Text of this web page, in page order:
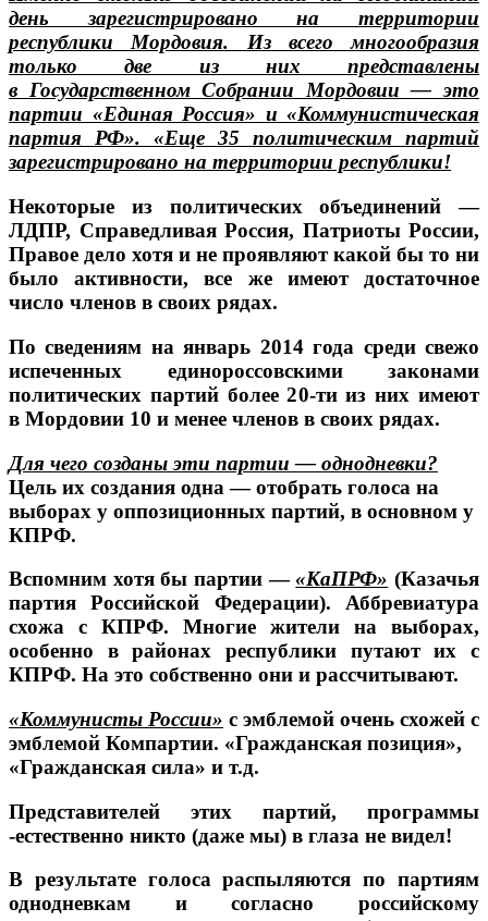
день зарегистрировано на территории
республики Мордовия. Из всего многообразия
только две из них представлены
в Государственном Собрании Мордовии — это
партии «Единая Россия» и «Коммунистическая
партия РФ». «Еще 35 политическим партий
зарегистрировано на территории республики!
Некоторые из политических объединений —
ЛДПР, Справедливая Россия, Патриоты России,
Правое дело хотя и не проявляют какой бы то ни
было активности, все же имеют достаточное
число членов в своих рядах.
По сведениям на январь 2014 года среди свежо
испеченных единороссовскими законами
политических партий более 20-ти из них имеют
в Мордовии 10 и менее членов в своих рядах.
Для чего созданы эти партии — однодневки?
Цель их создания одна — отобрать голоса на
выборах у оппозиционных партий, в основном у
КПРФ.
Вспомним хотя бы партии —«КаПРФ» (Казачья
партия Российской Федерации). Аббревиатура
схожа с КПРФ. Многие жители на выборах,
особенно в районах республики путают их с
КПРФ. На это собственно они и рассчитывают.
«Коммунисты России» с эмблемой очень схожей с
эмблемой Компартии. «Гражданская позиция»,
«Гражданская сила» и т.д.
Представителей этих партий, программы
-естественно никто (даже мы) в глаза не видел!
В результате голоса распыляются по партиям
однодневкам и согласно российскому